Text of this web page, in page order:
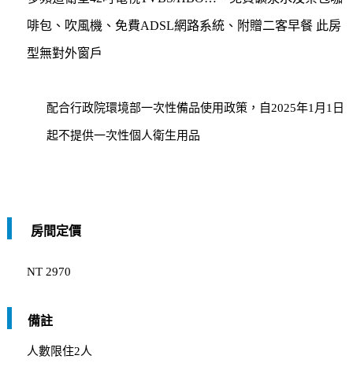
啡包、吹風機、免費ADSL網路系統、附贈二客早餐 此房
型無對外窗戶
配合行政院環境部一次性備品使用政策，自2025年1月1日
起不提供一次性個人衛生用品
房間定價
NT 2970
備註
人數限住2人